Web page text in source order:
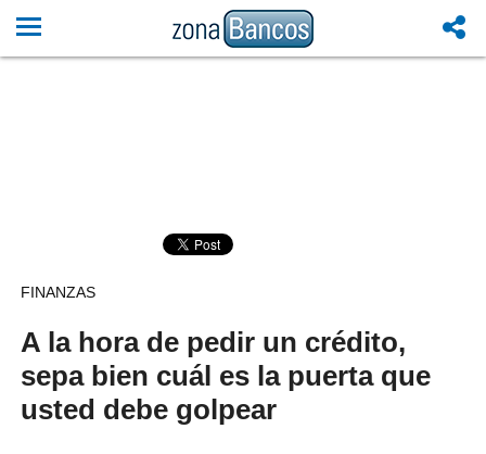
FINANZAS
A la hora de pedir un crédito,
sepa bien cuál es la puerta que
usted debe golpear